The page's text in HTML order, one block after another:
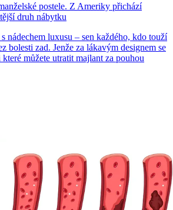
postele. Z Ameriky přichází
druh nábytku
nádechem luxusu – sen každého, kdo touží
bolesti zad. Jenže za lákavým designem se
můžete utratit majlant za pouhou